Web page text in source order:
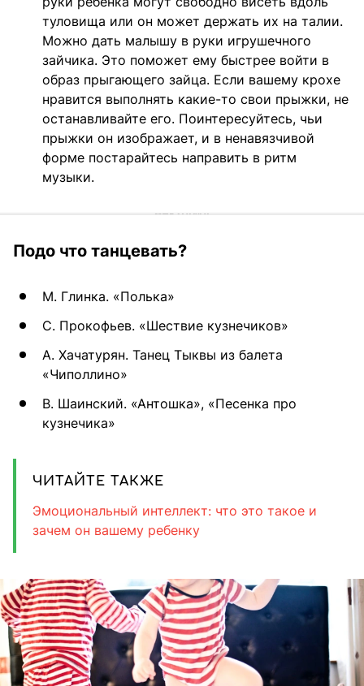
туловища или он может держать их на талии.
Можно дать малышу в руки игрушечного
зайчика. Это поможет ему быстрее войти в
образ прыгающего зайца. Если вашему крохе
нравится выполнять какие-то свои прыжки, не
останавливайте его. Поинтересуйтесь, чьи
прыжки он изображает, и в ненавязчивой
форме постарайтесь направить в ритм
музыки.
Подо что танцевать?
М. Глинка. «Полька»
С. Прокофьев. «Шествие кузнечиков»
А. Хачатурян. Танец Тыквы из балета
«Чиполлино»
В. Шаинский. «Антошка», «Песенка про
кузнечика»
ЧИТАЙТЕ ТАКЖЕ
Эмоциональный интеллект: что это такое и
зачем он вашему ребенку